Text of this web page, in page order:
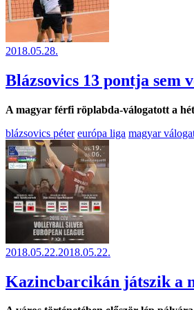
2018.05.28.
Blázsovics 13 pontja sem
A magyar férfi röplabda-válogatott a
blázsovics péter európa liga magyar
2018.05.22.2018.05.22.
Kazincbarcikán játszik a